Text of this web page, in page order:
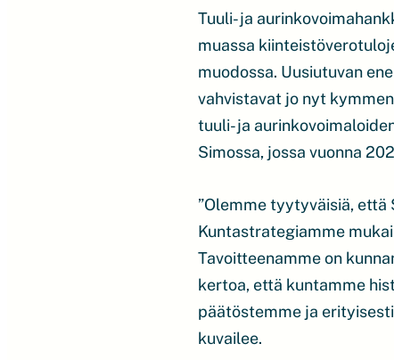
Tuuli- ja
muassa
muodossa. Uusiutuvan
vahvistavat jo nyt
tuuli- ja
Simossa, jossa vuonna
”Olemme tyytyväisiä,
Kuntastrategiamme
Tavoitteenamme on
kertoa, että kuntamme
päätöstemme ja
kuvailee.